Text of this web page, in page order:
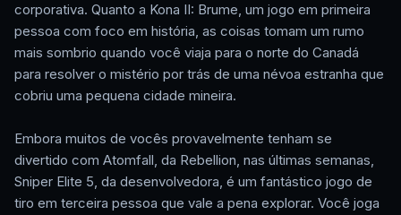
corporativa. Quanto a Kona II: Brume, um jogo em primeira
pessoa com foco em história, as coisas tomam um rumo
mais sombrio quando você viaja para o norte do Canadá
para resolver o mistério por trás de uma névoa estranha que
cobriu uma pequena cidade mineira.
Embora muitos de vocês provavelmente tenham se
divertido com Atomfall, da Rebellion, nas últimas semanas,
Sniper Elite 5, da desenvolvedora, é um fantástico jogo de
tiro em terceira pessoa que vale a pena explorar. Você joga